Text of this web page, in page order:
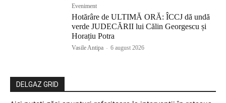
Eveniment
Hotărâre de ULTIMĂ ORĂ: ÎCCJ dă undă
verde JUDECĂRII lui Călin Georgescu și
Horațiu Potra
Vasile Antipa - 6 august 2026
DELGAZ GRID